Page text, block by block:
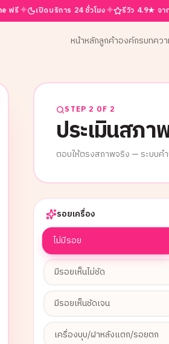
เปิดบริการ 24 ชั่วโมง✦ รีวิว 4.9★ จากลูกค้าจริ
หน้าหลักลูกค้าองค์กรบทคว
STEP 2 OF 2
ประเมินสภา
ตอบให้ตรงสภาพจริง — ระบบค
รอยเครื่อง
ไม่มีรอย
มีรอยเห็นไม่ชัด
มีรอยเห็นชัดเจน
เครื่องบุบ/ฝาหลังแตก/รอยตก